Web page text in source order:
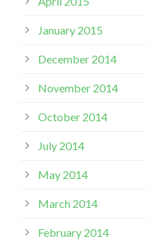
January 2015
December 2014
November 2014
October 2014
July 2014
May 2014
March 2014
February 2014